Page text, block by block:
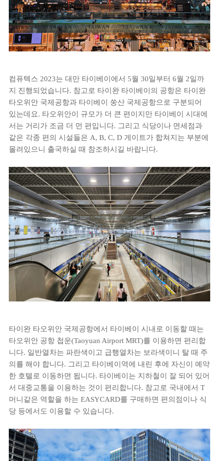
컴퓨텍스 2023는 대만 타이베이에서 5월 30일부터 6월 2일까
지 진행되었습니다. 참고로 타이완 타이베이의 공항은 타이완
타오위안 국제공항과 타이베이 쑹산 국제공항으로 구분되어
있는데요. 타오위안이 규모가 더 큰 편이지만 타이베이 시대에
서는 거리가 조금 더 먼 편입니다. 그리고 식당이나 면세점과
같은 각종 편의 시설들은 A, B, C, D 게이트가 합쳐지는 부분에
몰려있으니 출국하실 때 참조하시길 바랍니다.
타이완 타오위안 국제공항에서 타이베이 시내로 이동할 때는
타오위안 공항 첩운(Taoyuan Airport MRT)를 이용하면 편리합
니다. 일반열차는 파란색이고 급행열차는 보라색이니 탈 때 주
의를 해야 합니다. 그리고 타이베이역에 내린 후에 자신이 예약
한 호텔로 이동하면 됩니다. 타이베이는 지하철이 잘 되어 있어
서 대중교통을 이용하는 것이 편리합니다. 참고로 국내에서 T
머니같은 역할을 하는 EASYCARD를 구매하면 편의점이나 식
당 등에서도 이용할 수 있습니다.